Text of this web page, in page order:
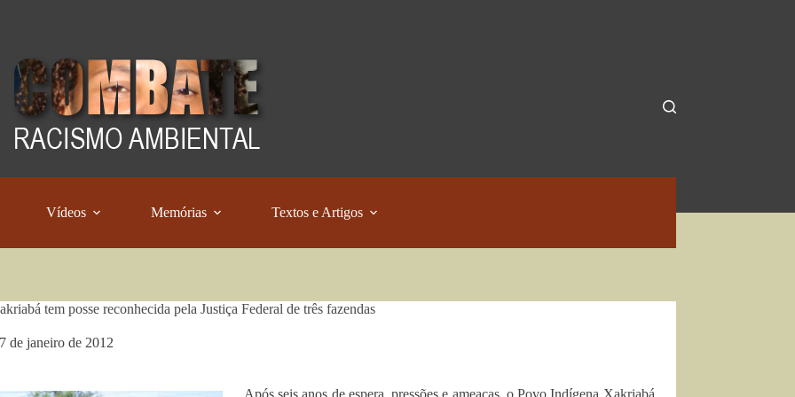
Vídeos Memórias Textos e Artigos
tem posse reconhecida pela Justiça Federal de três fazendas
de janeiro de 2012
Após seis anos de espera, pressões e ameaças, o Povo Indígena Xakriabá